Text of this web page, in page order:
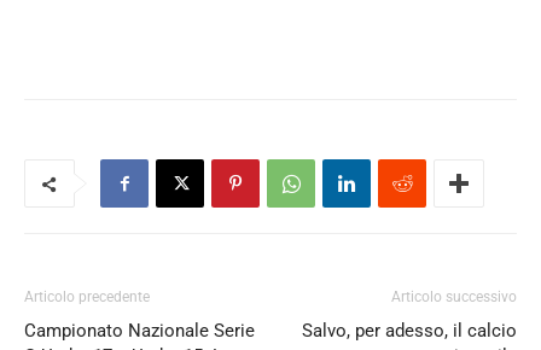
Articolo precedente
Campionato Nazionale Serie
Articolo successivo
Salvo, per adesso, il calcio